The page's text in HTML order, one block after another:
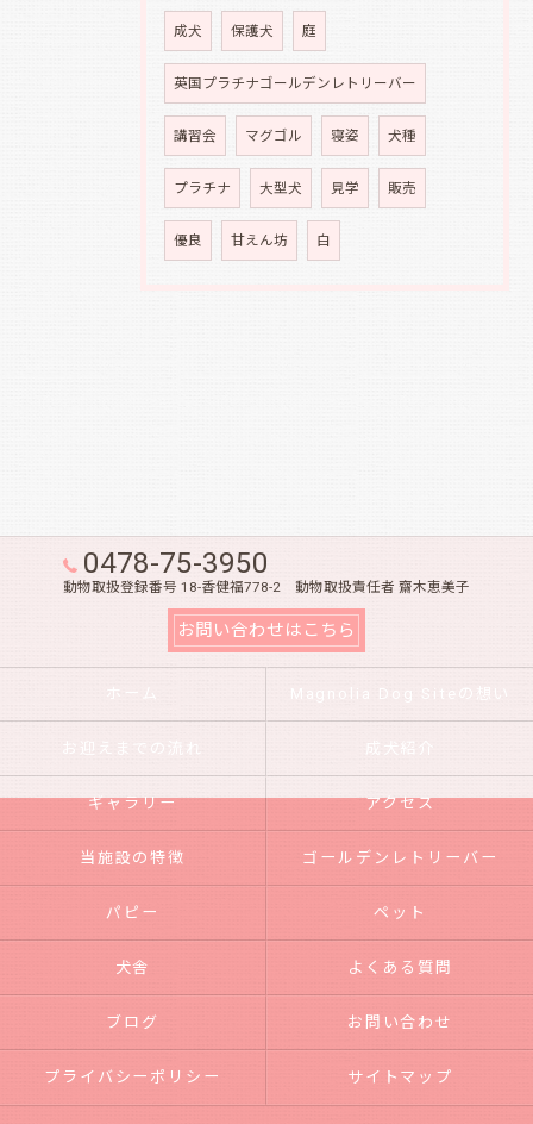
成犬 保護犬 庭
英国プラチナゴールデンレトリーバー
講習会 マグゴル 寝姿 犬種
プラチナ 大型犬 見学 販売
優良 甘えん坊 白
0478-75-3950
動物取扱登録番号 18-香健福778-2 動物取扱責任者 齋木恵美子
お問い合わせはこちら
ホーム Magnolia Dog Siteの想い
お迎えまでの流れ 成犬紹介
ギャラリー アクセス
当施設の特徴 ゴールデンレトリーバー
パピー ペット
犬舎 よくある質問
ブログ お問い合わせ
プライバシーポリシー サイトマップ